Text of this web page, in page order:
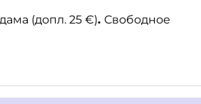
(допл. 25 €). Свободное